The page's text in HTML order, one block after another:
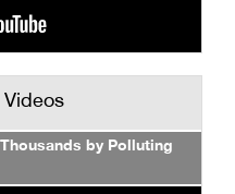
by Polluting